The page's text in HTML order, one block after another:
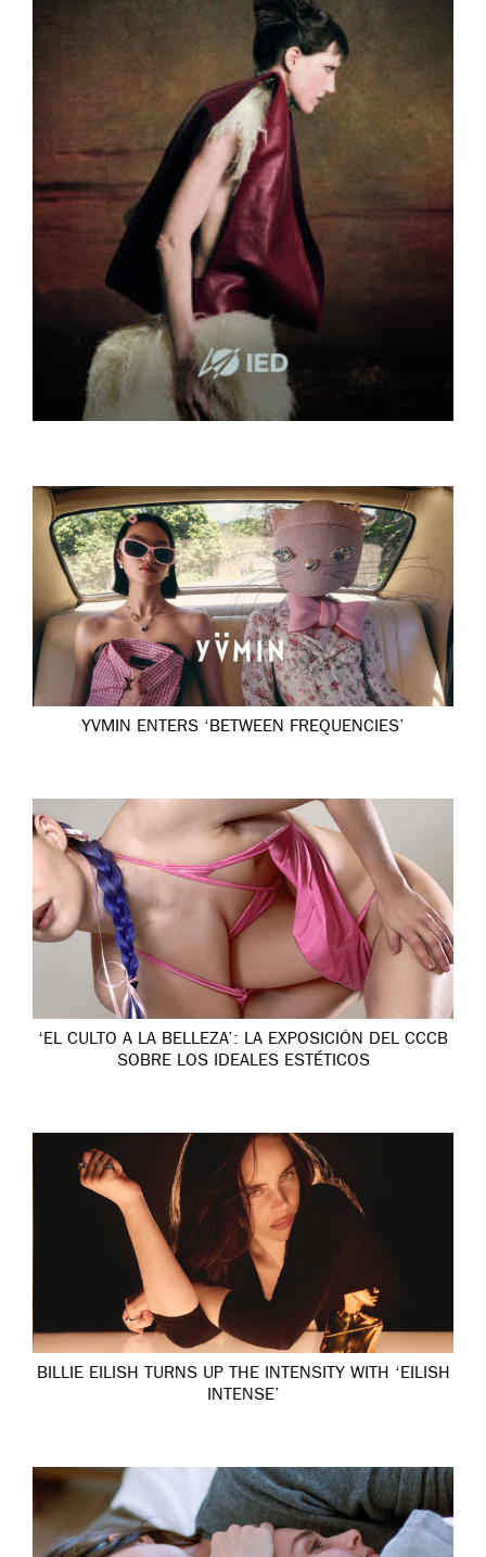
YVMIN ENTERS ‘BETWEEN FREQUENCIES’
‘EL CULTO A LA BELLEZA’: LA EXPOSICIÓN DEL CCCB
SOBRE LOS IDEALES ESTÉTICOS
BILLIE EILISH TURNS UP THE INTENSITY WITH ‘EILISH
INTENSE’